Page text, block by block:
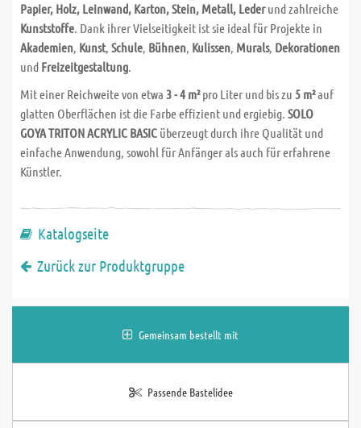
Papier, Holz, Leinwand, Karton, Stein, Metall, Lederund zahlreiche
Kunststoffe. Dank ihrer Vielseitigkeit ist sie ideal für Projekte in
Akademien, Kunst, Schule, Bühnen, Kulissen, Murals, Dekorationen
und Freizeitgestaltung.
Mit einer Reichweite von etwa 3 - 4 m²pro Liter und bis zu 5 m²auf
glatten Oberflächen ist die Farbe effizient und ergiebig. SOLO
GOYA TRITON ACRYLIC BASIC überzeugt durch ihre Qualität und
einfache Anwendung, sowohl für Anfänger als auch für erfahrene
Künstler.
Katalogseite
Zurück zur Produktgruppe
Gemeinsam bestellt mit
Passende Bastelidee